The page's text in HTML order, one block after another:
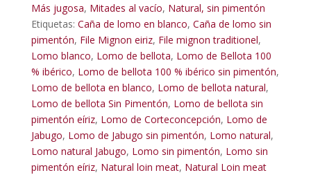
PIMENTÓN,
Media
cantidad
Más jugosa, Mitades al vacío, Natural, sin pimentón
Etiquetas: Caña de lomo en blanco, Caña de lomo sin
pimentón, File Mignon eiriz, File mignon traditionel,
Lomo blanco, Lomo de bellota, Lomo de Bellota 100
% ibérico, Lomo de bellota 100 % ibérico sin pimentón,
Lomo de bellota en blanco, Lomo de bellota natural,
Lomo de bellota Sin Pimentón, Lomo de bellota sin
pimentón eíriz, Lomo de Corteconcepción, Lomo de
Jabugo, Lomo de Jabugo sin pimentón, Lomo natural,
Lomo natural Jabugo, Lomo sin pimentón, Lomo sin
pimentón eíriz, Natural loin meat, Natural Loin meat